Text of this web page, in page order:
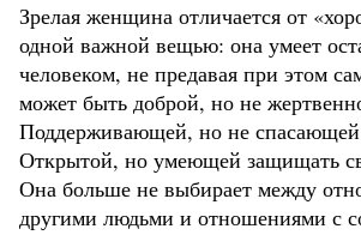
Зрелая женщина отличается от
одной важной вещью: она умеет
человеком, не предавая при этом
может быть доброй, но не
Поддерживающей, но не спасающей
Открытой, но умеющей защищать
Она больше не выбирает между
другими людьми и отношениями с